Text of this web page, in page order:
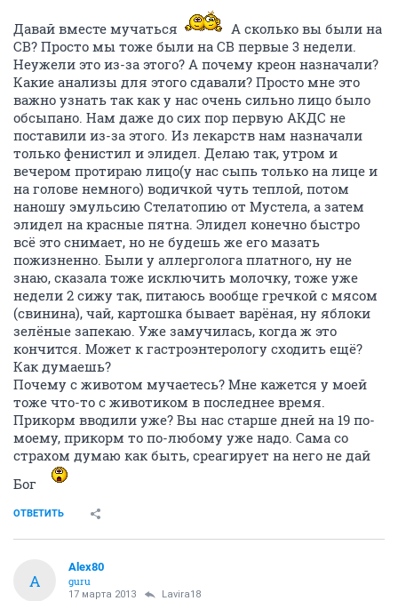
Давай вместе мучаться
А сколько вы были на
СВ? Просто мы тоже были на СВ первые 3 недели.
Неужели это из-за этого? А почему креон назначали?
Какие анализы для этого сдавали? Просто мне это
важно узнать так как у нас очень сильно лицо было
обсыпано. Нам даже до сих пор первую АКДС не
поставили из-за этого. Из лекарств нам назначали
только фенистил и элидел. Делаю так, утром и
вечером протираю лицо(у нас сыпь только на лице и
на голове немного) водичкой чуть теплой, потом
наношу эмульсию Стелатопию от Мустела, а затем
элидел на красные пятна. Элидел конечно быстро
всё это снимает, но не будешь же его мазать
пожизненно. Были у аллерголога платного, ну не
знаю, сказала тоже исключить молочку, тоже уже
недели 2 сижу так, питаюсь вообще гречкой с мясом
(свинина), чай, картошка бывает варёная, ну яблоки
зелёные запекаю. Уже замучилась, когда ж это
кончится. Может к гастроэнтерологу сходить ещё?
Как думаешь?
Почему с животом мучаетесь? Мне кажется у моей
тоже что-то с животиком в последнее время.
Прикорм вводили уже? Вы нас старше дней на 19 по-
моему, прикорм то по-любому уже надо. Сама со
страхом думаю как быть, среагирует на него не дай
Бог
ОТВЕТИТЬ
A
Alex80
guru
17 марта 2013 Lavira18